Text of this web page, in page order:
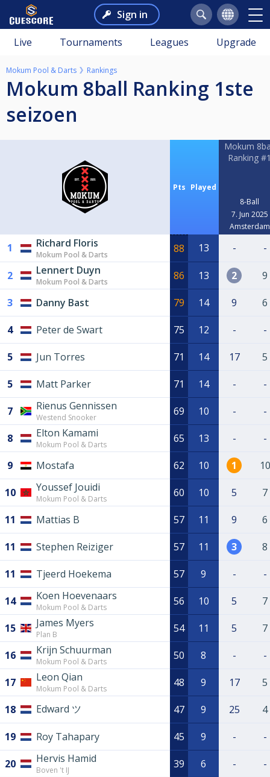
Sign in
Live Tournaments Leagues Upgrade
Mokum Pool & Darts Rankings
Mokum 8ball Ranking 1ste
seizoen
Pts Played
Mokum
Ranking
8-Ball
7. Jun 2025
Amsterdam
1 Richard Floris
Mokum Pool & Darts 88 13 - -
2 Lennert Duyn
Mokum Pool & Darts 86 13 2 9
3 Danny Bast 79 14 9 6
4 Peter de Swart 75 12 - -
5 Jun Torres 71 14 17 5
5 Matt Parker 71 14 - -
7 Rienus Gennissen
Westend Snooker 69 10 - -
8 Elton Kamami
Mokum Pool & Darts 65 13 - -
9 Mostafa 62 10 1 10
10 Youssef Jouidi
Mokum Pool & Darts 60 10 5 7
11 Mattias B 57 11 9 6
11 Stephen Reiziger 57 11 3 8
11 Tjeerd Hoekema 57 9 - -
14 Koen Hoevenaars
Mokum Pool & Darts 56 10 5 7
15 James Myers
Plan B 54 11 5 7
16 Krijn Schuurman
Mokum Pool & Darts 50 8 - -
17 Leon Qian
Mokum Pool & Darts 48 9 17 5
18 Edward ツ 47 9 25 4
19 Roy Tahapary 45 9 - -
20 Hervis Hamid
Boven 't IJ 39 6 - -